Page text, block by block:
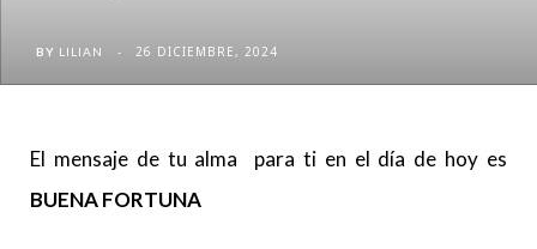
BY LILIAN 26 DICIEMBRE, 2024
El mensaje de tu alma para ti en el día de hoy es
BUENA FORTUNA